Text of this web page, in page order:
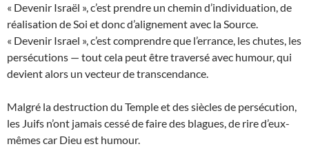
« Devenir Israël », c’est prendre un chemin d’individuation, de
réalisation de Soi et donc d’alignement avec la Source.
« Devenir Israel », c’est comprendre que l’errance, les chutes, les
persécutions — tout cela peut être traversé avec humour, qui
devient alors un vecteur de transcendance.
Malgré la destruction du Temple et des siècles de persécution,
les Juifs n’ont jamais cessé de faire des blagues, de rire d’eux-
mêmes car Dieu est humour.